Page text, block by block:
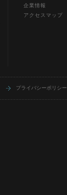
企業情報
アクセスマップ
プライバシーポリシー